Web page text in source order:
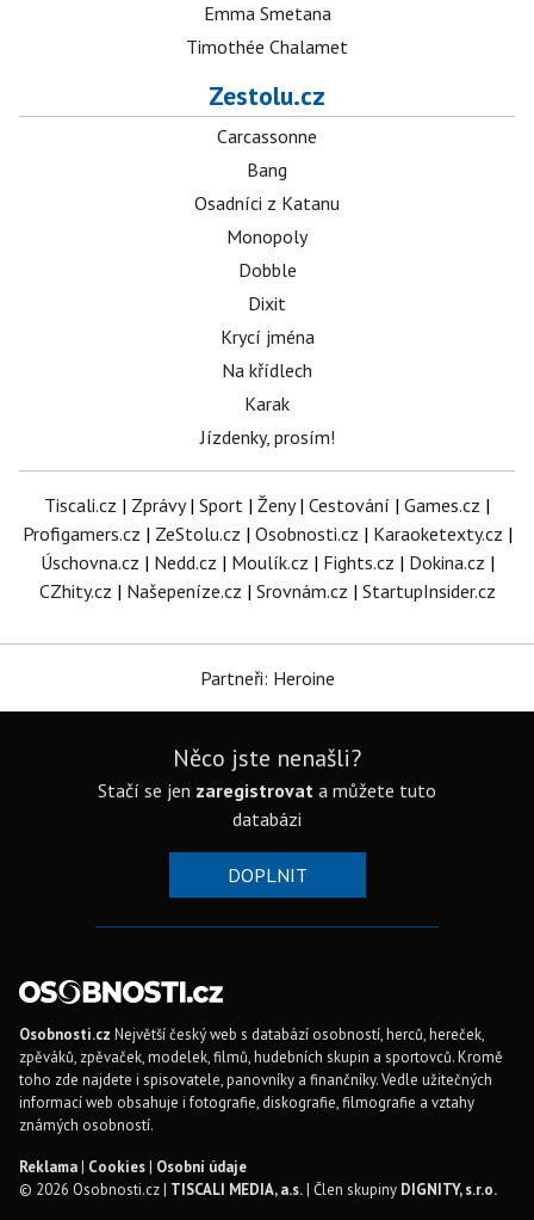
Emma Smetana
Timothée Chalamet
Zestolu.cz
Carcassonne
Bang
Osadníci z Katanu
Monopoly
Dobble
Dixit
Krycí jména
Na křídlech
Karak
Jízdenky, prosím!
Tiscali.cz | Zprávy| Sport | Ženy| Cestování | Games.cz |
Profigamers.cz | ZeStolu.cz | Osobnosti.cz | Karaoketexty.cz |
Úschovna.cz | Nedd.cz | Moulík.cz | Fights.cz | Dokina.cz |
CZhity.cz | Našepeníze.cz | Srovnám.cz | StartupInsider.cz
Partneři: Heroine
Něco jste nenašli?
Stačí se jen zaregistrovat a můžete tuto
databázi
DOPLNIT
Osobnosti.cz Největší český web s databází osobností, herců, hereček,
zpěváků, zpěvaček, modelek, filmů, hudebních skupin a sportovců. Kromě
toho zde najdete i spisovatele, panovníky a finančníky. Vedle užitečných
informací web obsahuje i fotografie, diskografie, filmografie a vztahy
známých osobností.
Reklama| Cookies| Osobní údaje
© 2026 Osobnosti.cz | TISCALI MEDIA, a.s.| Člen skupiny DIGNITY, s.r.o.